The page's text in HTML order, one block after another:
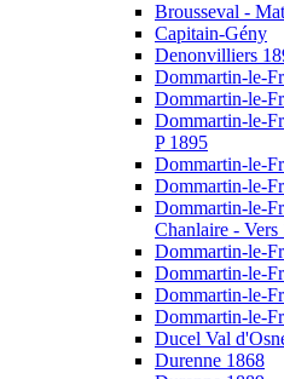
Brousseval -
Capitain-Gény
Denonvilliers
Dommartin-le-
Dommartin-le-
Dommartin-le-
P 1895
Dommartin-le-
Dommartin-le-
Dommartin-le-
Chanlaire - Vers
Dommartin-le-
Dommartin-le-
Dommartin-le-
Dommartin-le-
Ducel Val
Durenne 1868